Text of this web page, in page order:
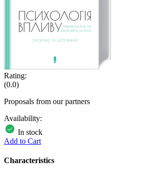
Rating:
(0.0)
Proposals from our partners
Availability:
In stock
Add to Cart
Characteristics